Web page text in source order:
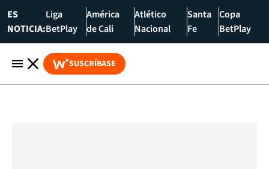
ES
NOTICIA:
Liga
BetPlay
América
de Cali
Atlético
Nacional
Santa
Fe
Copa
BetPlay
SUSCRÍBASE